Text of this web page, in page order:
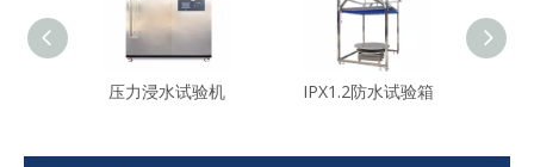
压力浸水试验机 IPX1.2防水试验箱